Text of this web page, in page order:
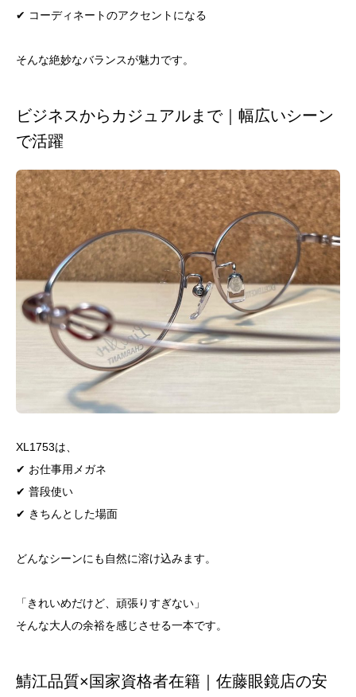
✔ コーディネートのアクセントになる
そんな絶妙なバランスが魅力です。
ビジネスからカジュアルまで｜幅広いシーン
で活躍
XL1753は、
✔ お仕事用メガネ
✔ 普段使い
✔ きちんとした場面
どんなシーンにも自然に溶け込みます。
「きれいめだけど、頑張りすぎない」
そんな大人の余裕を感じさせる一本です。
鯖江品質×国家資格者在籍｜佐藤眼鏡店の安